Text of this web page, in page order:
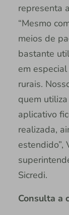
representa
“Mesmo
meios de
bastante
em
rurais.
quem
aplicativo
realizada,
estendido”,
Sicredi.
Consulta a